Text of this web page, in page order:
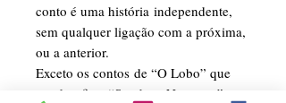
conto é uma história independente,
sem qualquer ligação com a próxima,
ou a anterior.
Exceto os contos de “O Lobo” que
me desafia e “Sombras Noturnas”,